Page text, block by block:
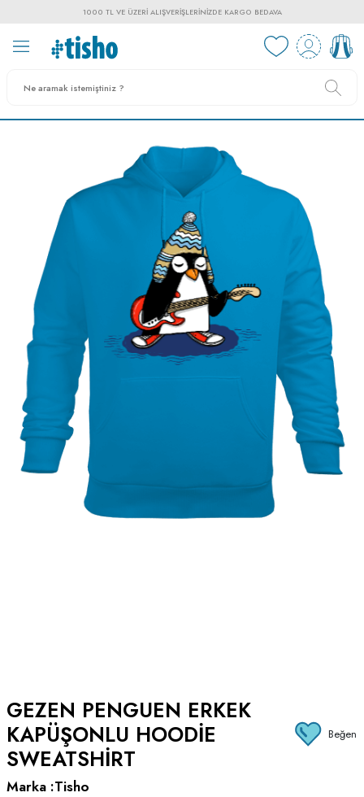
1000 TL VE ÜZERI ALIŞVERIŞLERINIZDE KARGO BEDAVA
GEZEN PENGUEN ERKEK
KAPÜŞONLU HOODIE
SWEATSHIRT
Beğen
Marka :Tisho